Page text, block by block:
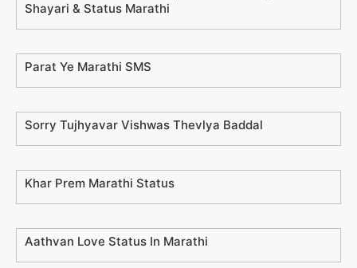
Shayari & Status Marathi
Parat Ye Marathi SMS
Sorry Tujhyavar Vishwas Thevlya Baddal
Khar Prem Marathi Status
Aathvan Love Status In Marathi